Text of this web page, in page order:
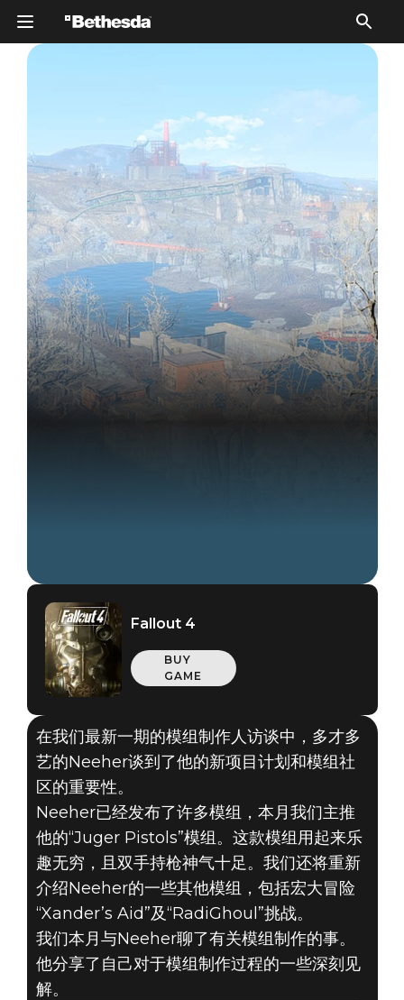
Fallout 4
2020年9月25日
Fallout 4
BUY
GAME
在我们最新一期的模组制作人访谈中，多才多
艺的Neeher谈到了他的新项目计划和模组社
区的重要性。
Neeher已经发布了许多模组，本月我们主推
他的“Juger Pistols”模组。这款模组用起来乐
趣无穷，且双手持枪神气十足。我们还将重新
介绍Neeher的一些其他模组，包括宏大冒险
“Xander’s Aid”及“RadiGhoul”挑战。
我们本月与Neeher聊了有关模组制作的事。
他分享了自己对于模组制作过程的一些深刻见
解。